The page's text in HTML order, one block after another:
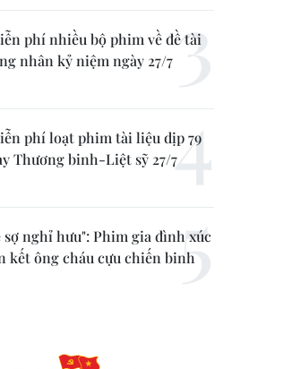
phí nhiều bộ phim về đề tài
nhân kỷ niệm ngày 27/7
phí loạt phim tài liệu dịp 79
Thương binh-Liệt sỹ 27/7
sợ nghỉ hưu": Phim gia đình xúc
kết ông cháu cựu chiến binh